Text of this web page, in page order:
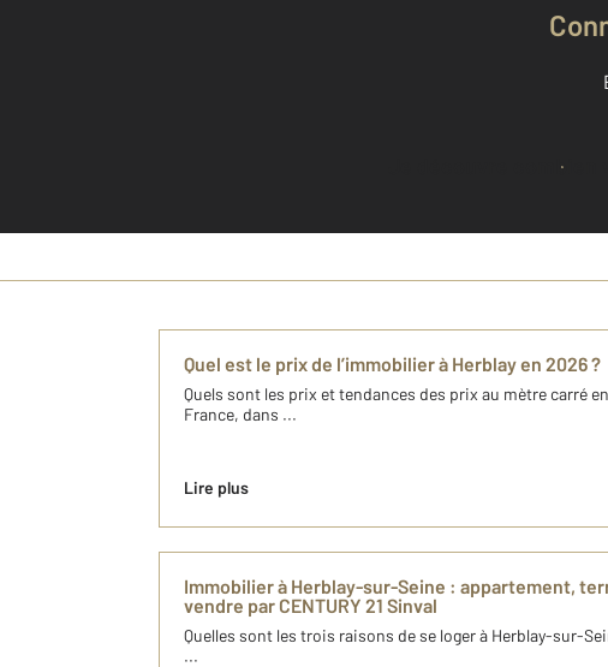
Je découvre combien
Quel est le prix de l’immobilier à Herblay en 2026 ?
Quels sont les prix et tendances des prix au mètre carré
France, dans ...
Lire plus
Immobilier à Herblay-sur-Seine : appartement,
vendre par CENTURY 21 Sinval
Quelles sont les trois raisons de se loger à Herblay-sur-
...